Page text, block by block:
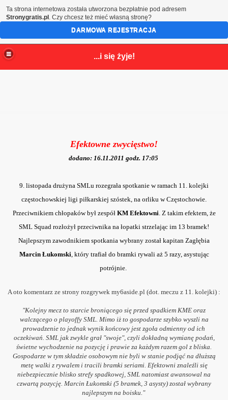
...i się żyje!
Efektowne zwycięstwo!
dodano: 16.11.2011 godz. 17:05
9. listopada drużyna SMLu rozegrała spotkanie w ramach 11. kolejki
częstochowskiej ligi piłkarskiej szóstek, na orliku w Częstochowie.
Przeciwnikiem chłopaków był zespół KM Efektowni. Z takim efektem, że
SML Squad rozłożył przeciwnika na łopatki strzelając im 13 bramek!
Najlepszym zawodnikiem spotkania wybrany został kapitan Zagłębia
Marcin Łukomski, który trafiał do bramki rywali aż 5 razy, asystując
potrójnie.
A oto komentarz ze strony rozgrywek my6aside.pl (dot. meczu z 11. kolejki) :
"Kolejny mecz to starcie broniącego się przed spadkiem KME oraz
walczącego o playoffy SML. Mimo iż to gospodarze szybko wyszli na
prowadzenie to jednak wynik końcowy jest zgoła odmienny od ich
oczekiwań. SML jak zwykle grał "swoje", czyli dokładną wymianę podań,
świetne wychodzenie na pozycję i prawie za każdym razem gol z bliska.
Gospodarze w tym składzie osobowym nie byli w stanie podjąć na dłuższą
metę walki z rywalem i tracili bramki seriami. Efektowni znaleźli się
niebezpiecznie blisko strefy spadkowej, SML natomiast awansowal na
czwartą pozycję. Marcin Łukomski (5 bramek, 3 asysty) został wybrany
najlepszym na boisku."
Ta strona internetowa została utworzona bezpłatnie pod adresem
Stronygratis.pl . Czy chcesz też mieć własną stronę?
DARMOWA REJESTRACJA